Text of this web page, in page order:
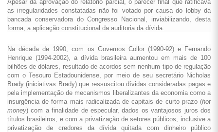
Apesar da aprovação do relatório parcial, o parecer final que ratificava
as irregularidades constatadas não foi votado por causa do lobby da
bancada conservadora do Congresso Nacional, inviabilizando, desta
forma, a aplicação constitucional da auditoria da dívida.
Na década de 1990, com os Governos Collor (1990-92) e Fernando
Henrique (1994-2002), a dívida brasileira aumentou em mais de 100
bilhões de dólares, resultado de acordos sem nenhum tipo de regulação
com o Tesouro Estadounidense, por meio de seu secretário Nicholas
Brady (iniciativas Brady) que ressuscitou dívidas consideradas pagas e
pela implementação de mecanismos liberalizantes da economia como a
insurgência de forma mais radicalizada de capitais de curto prazo (hot
money) com a finalidade de especular, dados os vantajosos juros dos
títulos brasileiros, e com a privatização de setores públicos, inclusive a
privatização de credores da dívida quitada com dinheiro público